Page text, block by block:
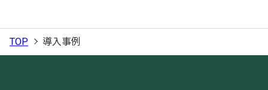
TOP 導入事例